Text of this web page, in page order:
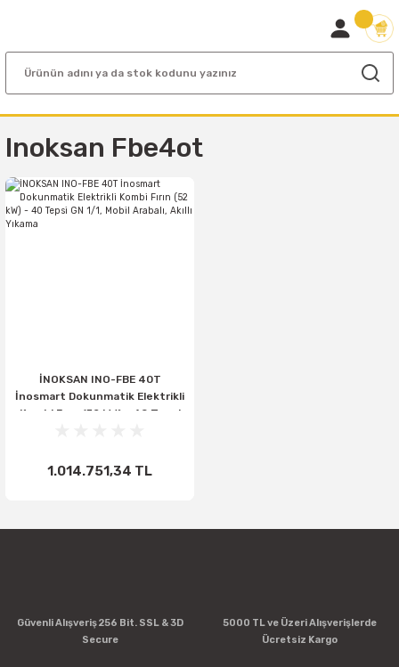
Inoksan Fbe4ot
İNOKSAN INO-FBE 40T
İnosmart Dokunmatik Elektrikli
Kombi Fırın (52 kW) - 40 Tepsi
1.014.751,34 TL
Güvenli Alışveriş 256 Bit. SSL & 3D
Secure
5000 TL ve Üzeri Alışverişlerde
Ücretsiz Kargo